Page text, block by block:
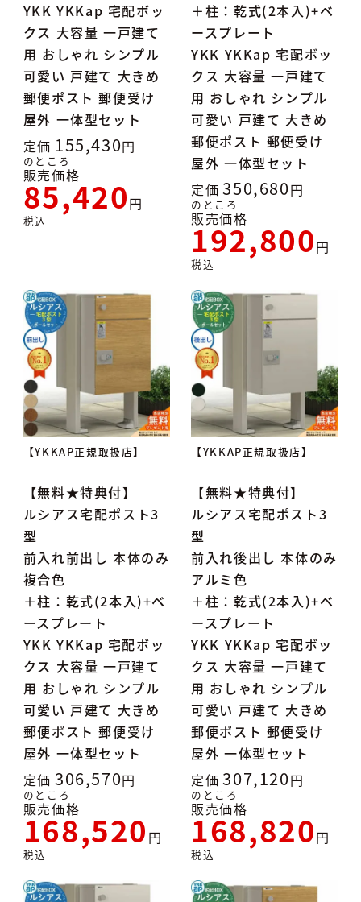
YKK YKKap 宅配ボッ
クス 大容量 一戸建て
用 おしゃれ シンプル
可愛い 戸建て 大きめ
郵便ポスト 郵便受け
屋外 一体型セット
定価 155,430
のところ
販売価格
85,420
税込
＋柱：乾式(2本入)+ベ
ースプレート
YKK YKKap 宅配ボッ
クス 大容量 一戸建て
用 おしゃれ シンプル
可愛い 戸建て 大きめ
郵便ポスト 郵便受け
屋外 一体型セット
定価 350,680
のところ
販売価格
192,800
税込
【YKKAP正規取扱店】
【無料★特典付】
ルシアス宅配ポスト3
型
前入れ前出し 本体のみ
複合色
＋柱：乾式(2本入)+ベ
ースプレート
YKK YKKap 宅配ボッ
クス 大容量 一戸建て
用 おしゃれ シンプル
可愛い 戸建て 大きめ
郵便ポスト 郵便受け
屋外 一体型セット
定価 306,570
のところ
販売価格
168,520
税込
【YKKAP正規取扱店】
【無料★特典付】
ルシアス宅配ポスト3
型
前入れ後出し 本体のみ
アルミ色
＋柱：乾式(2本入)+ベ
ースプレート
YKK YKKap 宅配ボッ
クス 大容量 一戸建て
用 おしゃれ シンプル
可愛い 戸建て 大きめ
郵便ポスト 郵便受け
屋外 一体型セット
定価 307,120
のところ
販売価格
168,820
税込